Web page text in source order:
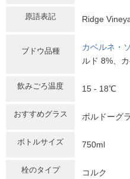
原語表記 Ridge
ブドウ品種 カベルネ・
ルド 8%、
飲みごろ温度 15 - 18℃
おすすめグラス ボルドーグ
ボトルサイズ 750ml
栓のタイプ コルク